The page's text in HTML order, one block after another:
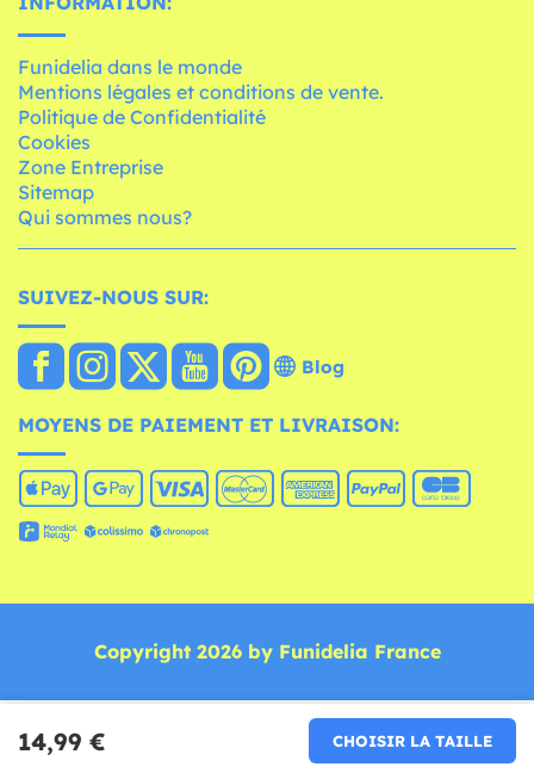
14,99 € CHOISIR LA TAILLE
Funidelia dans le monde
Mentions légales et conditions de vente.
Politique de Confidentialité
Cookies
Zone Entreprise
Sitemap
Qui sommes nous?
SUIVEZ-NOUS SUR:
Blog
MOYENS DE PAIEMENT ET LIVRAISON:
Copyright 2026 by Funidelia France